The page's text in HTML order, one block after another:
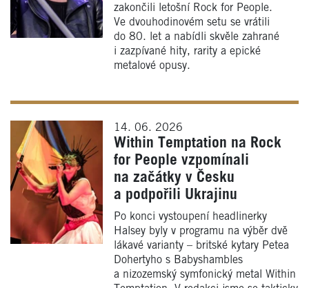
zakončili letošní Rock for People.
Ve dvouhodinovém setu se vrátili
do 80. let a nabídli skvěle zahrané
i zazpívané hity, rarity a epické
metalové opusy.
14. 06. 2026
Within Temptation na Rock
for People vzpomínali
na začátky v Česku
a podpořili Ukrajinu
Po konci vystoupení headlinerky
Halsey byly v programu na výběr dvě
lákavé varianty – britské kytary Petea
Dohertyho s Babyshambles
a nizozemský symfonický metal Within